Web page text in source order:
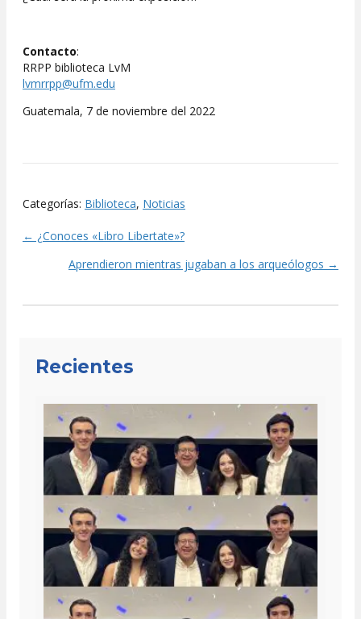
Contacto:
RRPP biblioteca LvM
lvmrrpp@ufm.edu
Guatemala, 7 de noviembre del 2022
Categorías: Biblioteca, Noticias
Posts
navigation
← ¿Conoces «Libro Libertate»?
Aprendieron mientras jugaban a los arqueólogos →
Recientes